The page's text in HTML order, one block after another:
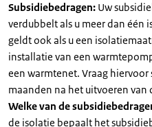
Subsidiebedragen: Uw
verdubbelt als u meer dan één
geldt ook als u een
installatie van een
een warmtenet. Vraag
maanden na het uitvoeren van
Welke van de
de isolatie bepaalt het